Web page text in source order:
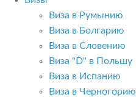
Виза в Румынию
Виза в Болгарию
Виза в Словению
Виза "D" в Польшу
Виза в Испанию
Виза в Черногорию